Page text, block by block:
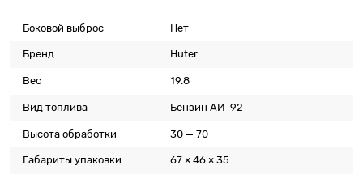
Боковой выброс Нет
Бренд Huter
Вес 19.8
Вид топлива Бензин АИ-92
Высота обработки 30 — 70
Габариты упаковки 67 × 46 × 35